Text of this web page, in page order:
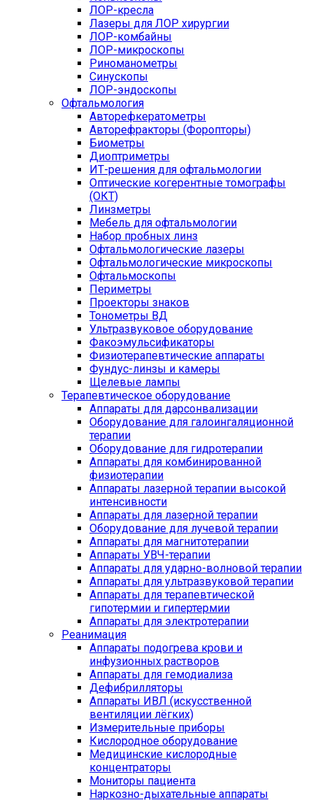
ЛОР-кресла
Лазеры для ЛОР хирургии
ЛОР-комбайны
ЛОР-микроскопы
Риноманометры
Синускопы
ЛОР-эндоскопы
Офтальмология
Авторефкератометры
Авторефракторы (Форопторы)
Биометры
Диоптриметры
ИТ-решения для офтальмологии
Оптические когерентные томографы
(ОКТ)
Линзметры
Мебель для офтальмологии
Набор пробных линз
Офтальмологические лазеры
Офтальмологические микроскопы
Офтальмоскопы
Периметры
Проекторы знаков
Тонометры ВД
Ультразвуковое оборудование
Факоэмульсификаторы
Физиотерапевтические аппараты
Фундус-линзы и камеры
Щелевые лампы
Терапевтическое оборудование
Аппараты для дарсонвализации
Оборудование для галоингаляционной
терапии
Оборудование для гидротерапии
Аппараты для комбинированной
физиотерапии
Аппараты лазерной терапии высокой
интенсивности
Аппараты для лазерной терапии
Оборудование для лучевой терапии
Аппараты для магнитотерапии
Аппараты УВЧ-терапии
Аппараты для ударно-волновой терапии
Аппараты для ультразвуковой терапии
Аппараты для терапевтической
гипотермии и гипертермии
Аппараты для электротерапии
Реанимация
Аппараты подогрева крови и
инфузионных растворов
Аппараты для гемодиализа
Дефибрилляторы
Аппараты ИВЛ (искусственной
вентиляции лёгких)
Измерительные приборы
Кислородное оборудование
Медицинские кислородные
концентраторы
Мониторы пациента
Наркозно-дыхательные аппараты